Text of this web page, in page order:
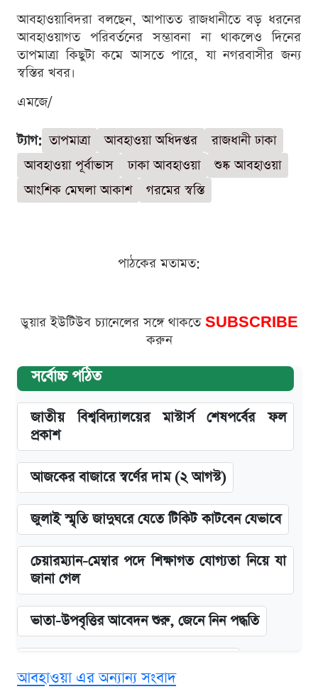
আবহাওয়াবিদরা বলছেন, আপাতত রাজধানীতে বড় ধরনের
আবহাওয়াগত পরিবর্তনের সম্ভাবনা না থাকলেও দিনের
তাপমাত্রা কিছুটা কমে আসতে পারে, যা নগরবাসীর জন্য
স্বস্তির খবর।
এমজে/
ট্যাগ: তাপমাত্রা আবহাওয়া অধিদপ্তর
রাজধানী ঢাকা
আবহাওয়া পূর্বাভাস
ঢাকা আবহাওয়া
শুষ্ক আবহাওয়া
আংশিক মেঘলা আকাশ
গরমের স্বস্তি
পাঠকের মতামত:
ডুয়ার ইউটিউব চ্যানেলের সঙ্গে থাকতে SUBSCRIBE
করুন
সর্বোচ্চ পঠিত
জাতীয় বিশ্ববিদ্যালয়ের মাস্টার্স শেষপর্বের ফল
প্রকাশ
আজকের বাজারে স্বর্ণের দাম (২ আগস্ট)
জুলাই স্মৃতি জাদুঘরে যেতে টিকিট কাটবেন যেভাবে
চেয়ারম্যান-মেম্বার পদে শিক্ষাগত যোগ্যতা নিয়ে যা
জানা গেল
ভাতা-উপবৃত্তির আবেদন শুরু, জেনে নিন পদ্ধতি
আবহাওয়া এর অন্যান্য সংবাদ